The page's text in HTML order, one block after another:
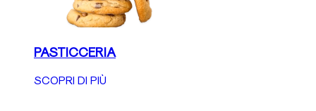
PASTICCERIA
SCOPRI DI PIÙ